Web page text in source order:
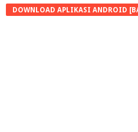
DOWNLOAD APLIKASI ANDROID